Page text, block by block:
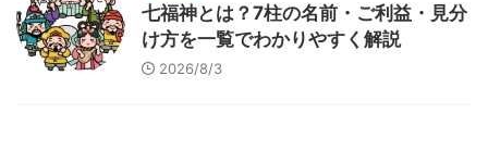
七福神とは？7柱の名前・ご利益・見分
け方を一覧でわかりやすく解説
2026/8/3